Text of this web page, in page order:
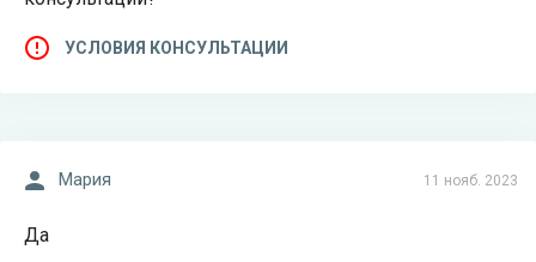
УСЛОВИЯ КОНСУЛЬТАЦИИ
11 нояб. 2023
Мария
Да